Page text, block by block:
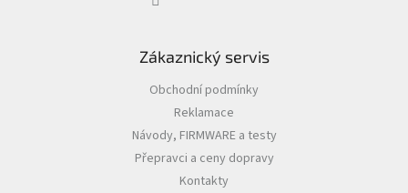
Zákaznický servis
Obchodní podmínky
Reklamace
Návody, FIRMWARE a testy
Přepravci a ceny dopravy
Kontakty